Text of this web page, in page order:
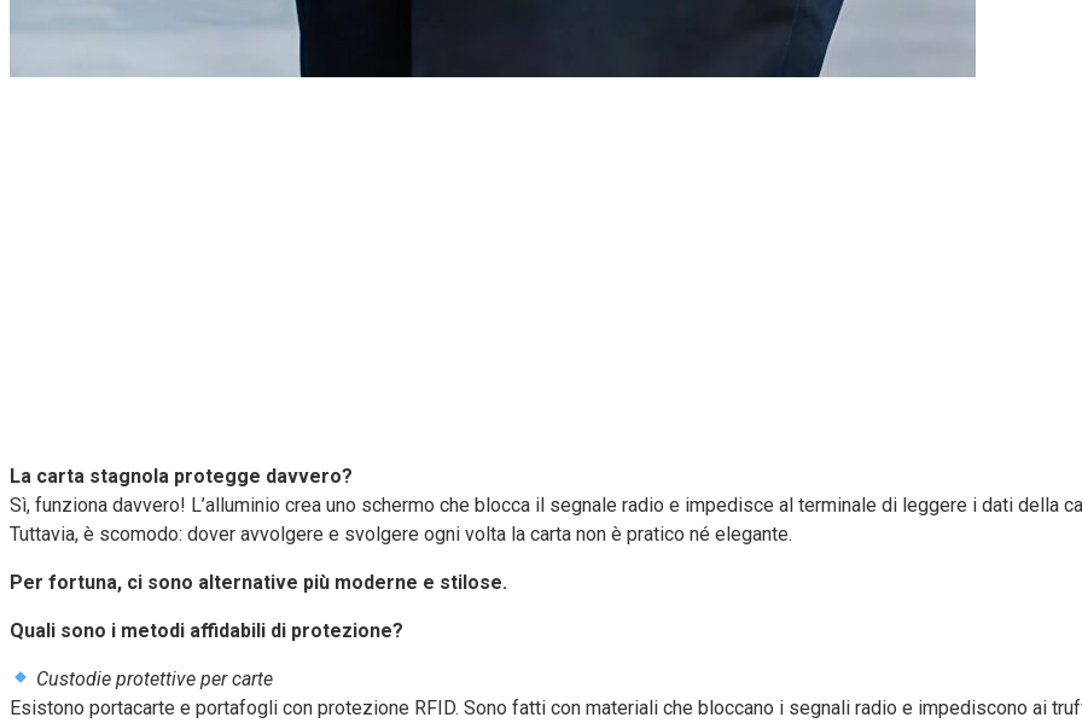
La carta stagnola protegge davvero?
Sì, funziona davvero! L’alluminio crea uno schermo che blocca il segnale radio e impedisce al terminale di leggere i dati della
Tuttavia, è scomodo: dover avvolgere e svolgere ogni volta la carta non è pratico né elegante.
Per fortuna, ci sono alternative più moderne e stilose.
Quali sono i metodi affidabili di protezione?
Custodie protettive per carte
Esistono portacarte e portafogli con protezione RFID. Sono fatti con materiali che bloccano i segnali radio e impediscono ai